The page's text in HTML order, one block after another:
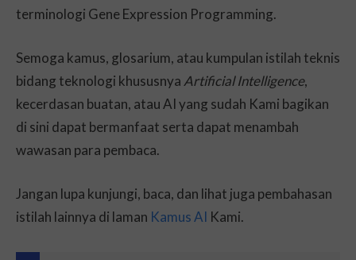
terminologi Gene Expression Programming.
Semoga kamus, glosarium, atau kumpulan istilah teknis
bidang teknologi khususnya Artificial Intelligence,
kecerdasan buatan, atau AI yang sudah Kami bagikan
di sini dapat bermanfaat serta dapat menambah
wawasan para pembaca.
Jangan lupa kunjungi, baca, dan lihat juga pembahasan
istilah lainnya di laman Kamus AI Kami.